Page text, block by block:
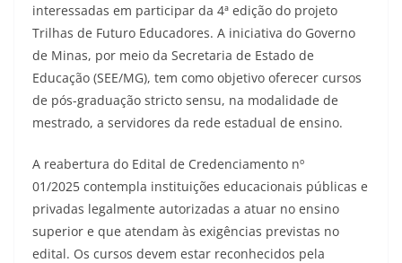
interessadas em participar da 4ª edição do projeto
Trilhas de Futuro Educadores. A iniciativa do Governo
de Minas, por meio da Secretaria de Estado de
Educação (SEE/MG), tem como objetivo oferecer cursos
de pós-graduação stricto sensu, na modalidade de
mestrado, a servidores da rede estadual de ensino.
A reabertura do Edital de Credenciamento nº
01/2025 contempla instituições educacionais públicas e
privadas legalmente autorizadas a atuar no ensino
superior e que atendam às exigências previstas no
edital. Os cursos devem estar reconhecidos pela